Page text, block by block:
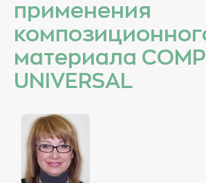
применения
материала
UNIVERSAL